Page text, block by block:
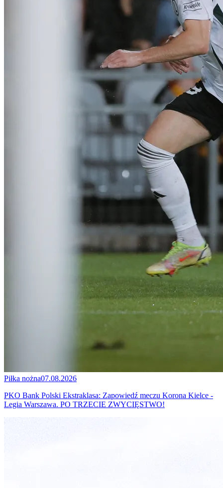
Piłka nożna07.08.2026
PKO Bank Polski Ekstraklasa: Zapowiedź meczu Korona Kielce -
Legia Warszawa. PO TRZECIE ZWYCIĘSTWO!